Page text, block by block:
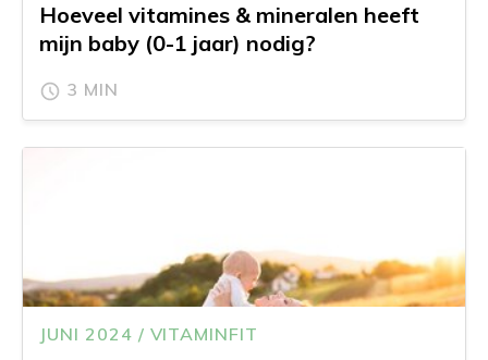
Hoeveel vitamines & mineralen heeft
mijn baby (0-1 jaar) nodig?
3 MIN
JUNI 2024 / VITAMINFIT